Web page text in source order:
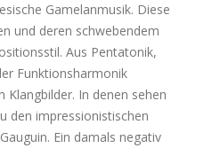
Gamelanmusik. Diese
und deren schwebendem
Aus Pentatonik,
Funktionsharmonik
Klangbilder. In denen sehen
den impressionistischen
Ein damals negativ